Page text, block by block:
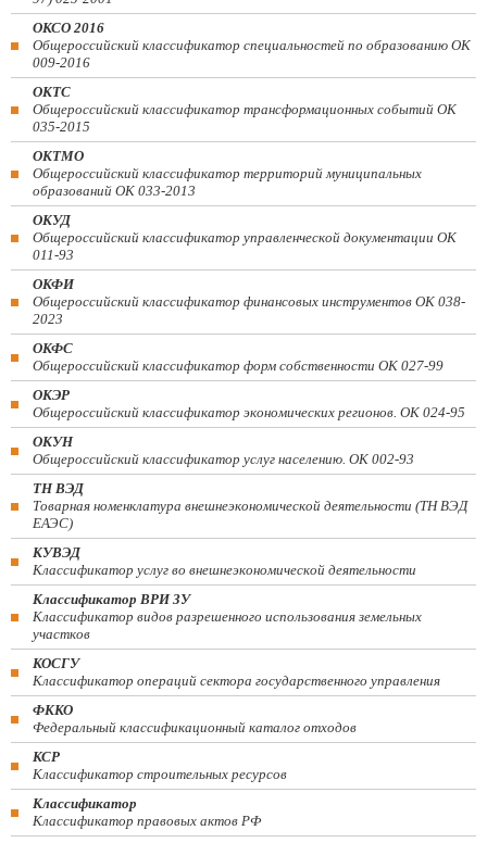
ОКСО 2016
Общероссийский классификатор специальностей по образованию ОК
009-2016
ОКТС
Общероссийский классификатор трансформационных событий ОК
035-2015
ОКТМО
Общероссийский классификатор территорий муниципальных
образований ОК 033-2013
ОКУД
Общероссийский классификатор управленческой документации ОК
011-93
ОКФИ
Общероссийский классификатор финансовых инструментов OK 038-
2023
ОКФС
Общероссийский классификатор форм собственности ОК 027-99
ОКЭР
Общероссийский классификатор экономических регионов. ОК 024-95
ОКУН
Общероссийский классификатор услуг населению. ОК 002-93
ТН ВЭД
Товарная номенклатура внешнеэкономической деятельности (ТН ВЭД
ЕАЭС)
КУВЭД
Классификатор услуг во внешнеэкономической деятельности
Классификатор ВРИ ЗУ
Классификатор видов разрешенного использования земельных
участков
КОСГУ
Классификатор операций сектора государственного управления
ФККО
Федеральный классификационный каталог отходов
КСР
Классификатор строительных ресурсов
Классификатор
Классификатор правовых актов РФ